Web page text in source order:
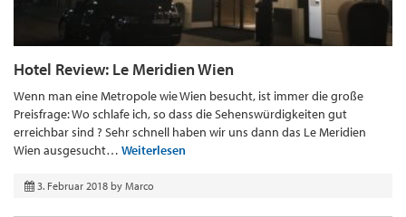
Hotel Review: Le Meridien Wien
Wenn man eine Metropole wie Wien besucht, ist immer die große
Preisfrage: Wo schlafe ich, so dass die Sehenswürdigkeiten gut
erreichbar sind ? Sehr schnell haben wir uns dann das Le Meridien
Wien ausgesucht… Weiterlesen
3. Februar 2018 by Marco